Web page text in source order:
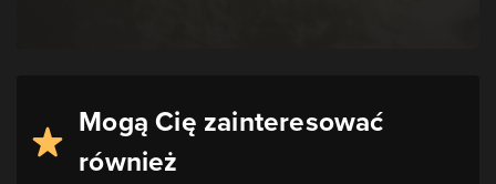
Mogą Cię zainteresować
również